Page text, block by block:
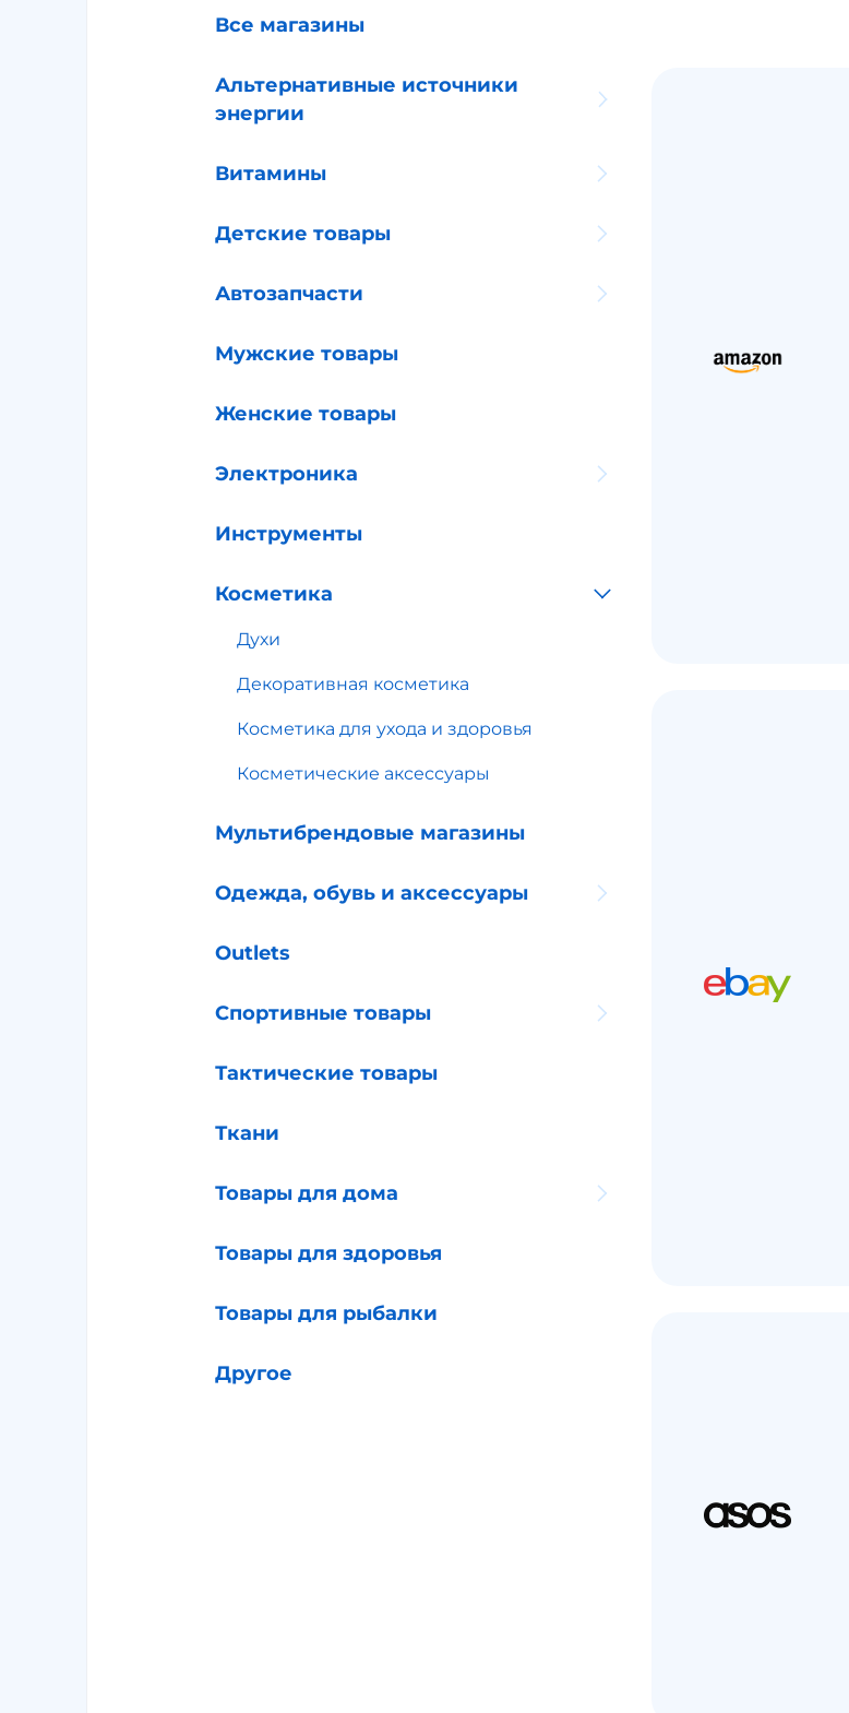
Все магазины
Альтернативные источники
энергии
Витамины
Детские товары
Автозапчасти
Мужские товары
Женские товары
Электроника
Инструменты
Косметика
Духи
Декоративная косметика
Косметика для ухода и здоровья
Косметические аксессуары
Мультибрендовые магазины
Одежда, обувь и аксессуары
Outlets
Спортивные товары
Тактические товары
Ткани
Товары для дома
Товары для здоровья
Товары для рыбалки
Другое